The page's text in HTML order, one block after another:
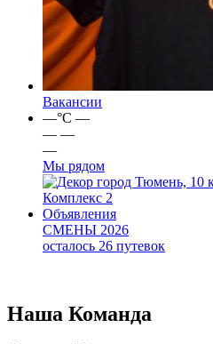
Вакансии
—°C —
— —
—
Мы рядом
город Тюмень, 10
Комплекс 2
Объявления
СМЕНЫ 2026
осталось 26 путевок
Наша Команда